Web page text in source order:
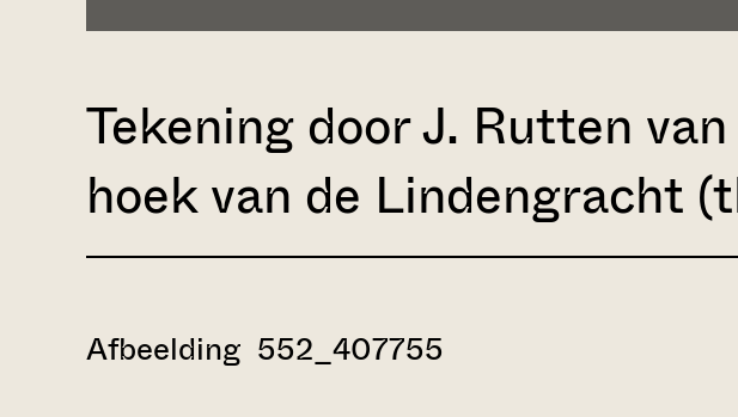
Tekening door J. Rutten
hoek van de Lindengracht
Afbeelding 552_407755